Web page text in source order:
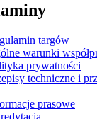
targów
warunki
prywatności
techniczne i
prasowe